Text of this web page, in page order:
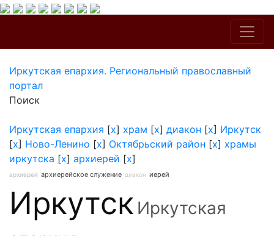
Иркутская епархия. Региональный православный
портал
Поиск
Иркутская епархия [x] храм [x] диакон [x] Иркутск
[x] Ново-Ленино [x] Октябрьский район [x] храмы
иркутска [x] архиерей [x]
архиерей архиерейское служение диакон иерей
Иркутск Иркутская